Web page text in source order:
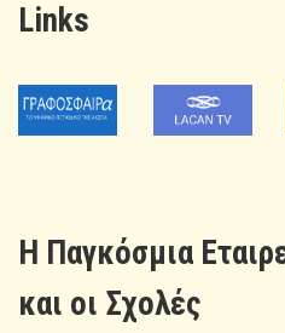
Links
H Παγκόσμια
και οι Σχολές